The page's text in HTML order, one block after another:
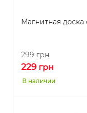
Магнитная
299грн
229грн
В наличии